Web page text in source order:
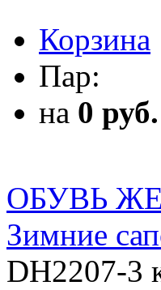
Корзина
Пар:
на 0 руб.
ОБУВЬ
Зимние
DH2207-3